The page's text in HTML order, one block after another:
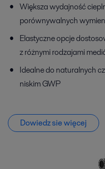
Większa wydajność
porównywalnych
Elastyczne opcje
z różnymi rodzajami
Idealne do naturalnych
niskim GWP
Dowiedz sie więcej